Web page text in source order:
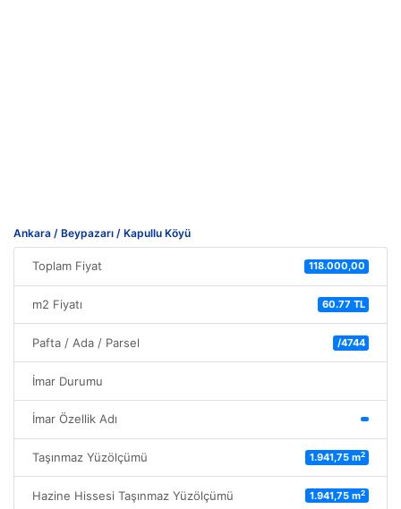
Ankara / Beypazarı / Kapullu Köyü
Toplam Fiyat 118.000,00
m2 Fiyatı 60.77 TL
Pafta / Ada / Parsel /4744
İmar Durumu
İmar Özellik Adı
Taşınmaz Yüzölçümü 1.941,75 m2
Hazine Hissesi Taşınmaz Yüzölçümü 1.941,75 m2